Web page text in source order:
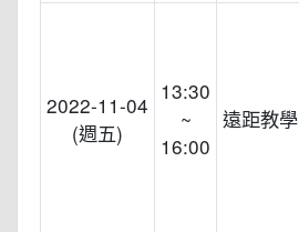
2022-11-04
(週五)
13:30
~
16:00
遠距教學